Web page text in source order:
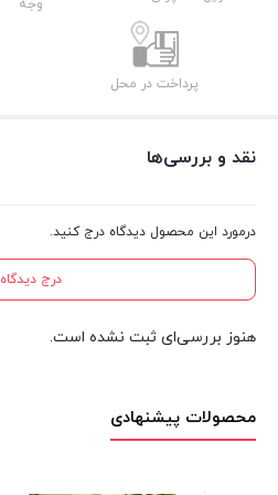
وجه
پرداخت در محل
نقد و بررسی‌ها
درمورد این محصول دیدگاه درج کنید.
درج دیدگاه
هنوز بررسی‌ای ثبت نشده است.
محصولات پیشنهادی